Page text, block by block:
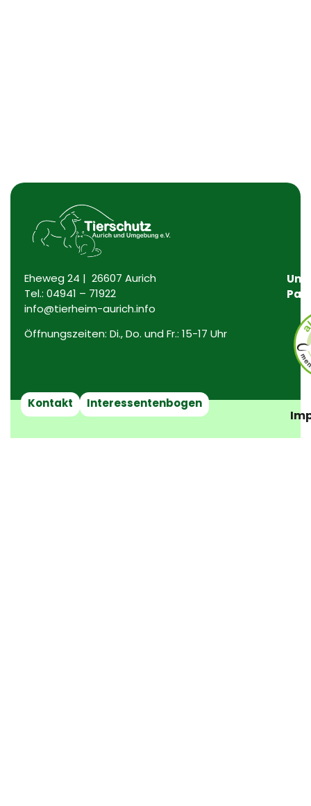
Eheweg 24 | 26607 Aurich
Tel.: 04941 – 71922
info@tierheim-aurich.info
Öffnungszeiten: Di., Do. und Fr.: 15-17 Uhr
Kontakt Interessentenbogen